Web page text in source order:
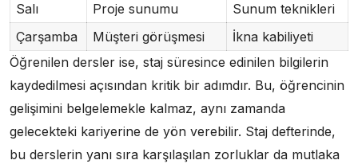
Salı
Proje sunumu
Sunum teknikleri
Çarşamba
Müşteri görüşmesi
İkna kabiliyeti
Öğrenilen dersler ise, staj süresince edinilen bilgilerin
kaydedilmesi açısından kritik bir adımdır. Bu, öğrencinin
gelişimini belgelemekle kalmaz, aynı zamanda
gelecekteki kariyerine de yön verebilir. Staj defterinde,
bu derslerin yanı sıra karşılaşılan zorluklar da mutlaka